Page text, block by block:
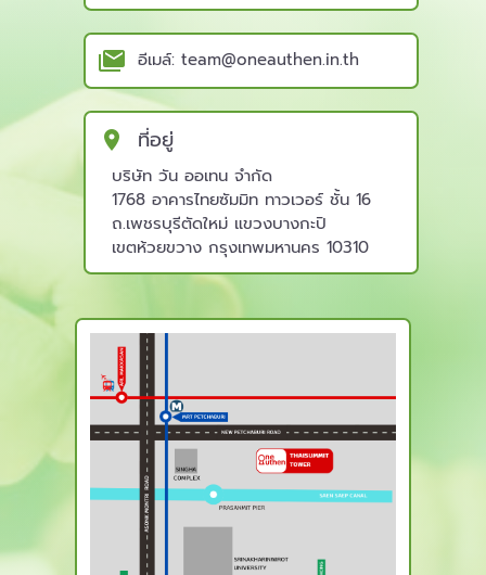
อีเมล์: team@oneauthen.in.th
ที่อยู่
บริษัท วัน ออเทน จำกัด
1768 อาคารไทยซัมมิท ทาวเวอร์ ชั้น 16
ถ.เพชรบุรีตัดใหม่ แขวงบางกะปิ
เขตห้วยขวาง กรุงเทพมหานคร 10310